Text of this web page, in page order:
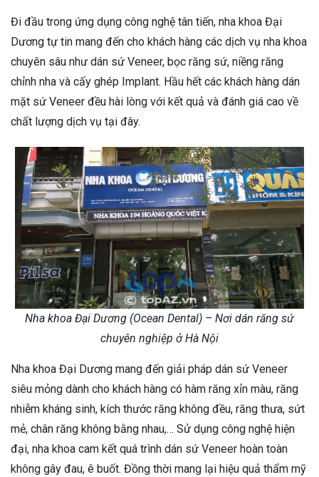
Đi đầu trong ứng dụng công nghệ tân tiến, nha khoa Đại
Dương tự tin mang đến cho khách hàng các dịch vụ nha khoa
chuyên sâu như dán sứ Veneer, bọc răng sứ, niềng răng
chỉnh nha và cấy ghép Implant. Hầu hết các khách hàng dán
mặt sứ Veneer đều hài lòng với kết quả và đánh giá cao về
chất lượng dịch vụ tại đây.
Nha khoa Đại Dương (Ocean Dental) – Nơi dán răng sứ
chuyên nghiệp ở Hà Nội
Nha khoa Đại Dương mang đến giải pháp dán sứ Veneer
siêu mỏng dành cho khách hàng có hàm răng xỉn màu, răng
nhiễm kháng sinh, kích thước răng không đều, răng thưa, sứt
mẻ, chân răng không bằng nhau,… Sử dụng công nghệ hiện
đại, nha khoa cam kết quá trình dán sứ Veneer hoàn toàn
không gây đau, ê buốt. Đồng thời mang lại hiệu quả thẩm mỹ